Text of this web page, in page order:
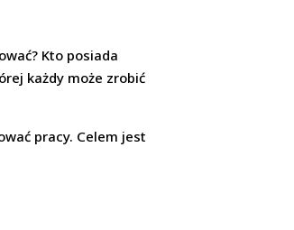
Kto posiada
każdy może zrobić
pracy. Celem jest